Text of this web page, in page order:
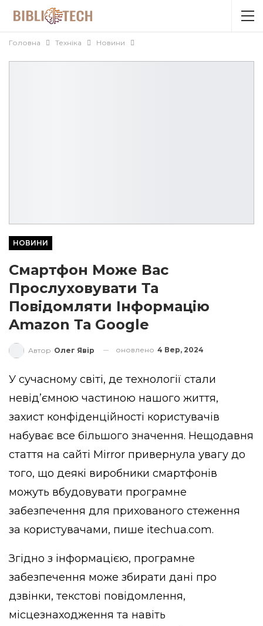
Головна Техніка Новини
НОВИНИ
Смартфон Може Вас
Прослуховувати Та
Повідомляти Інформацію
Amazon Та Google
Автор Олег Явір оновлено 4 Вер, 2024
У сучасному світі, де технології стали
невід’ємною частиною нашого життя,
захист конфіденційності користувачів
набуває все більшого значення. Нещодавня
стаття на сайті Mirror привернула увагу до
того, що деякі виробники смартфонів
можуть вбудовувати програмне
забезпечення для прихованого стеження
за користувачами, пише itechua.com.
Згідно з інформацією, програмне
забезпечення може збирати дані про
дзвінки, текстові повідомлення,
місцезнаходження та навіть